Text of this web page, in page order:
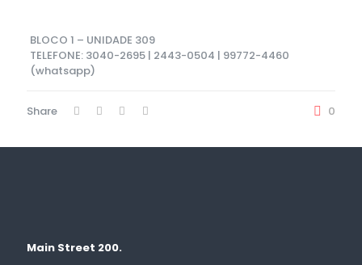
BLOCO 1 – UNIDADE 309
TELEFONE: 3040-2695 | 2443-0504 | 99772-4460
(whatsapp)
Share 0
Main Street 200.